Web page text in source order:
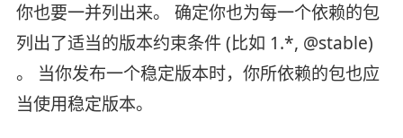
你也要一并列出来。 确定你也为每一个依赖的包
列出了适当的版本约束条件 (比如 1.*, @stable)
。 当你发布一个稳定版本时，你所依赖的包也应
当使用稳定版本。